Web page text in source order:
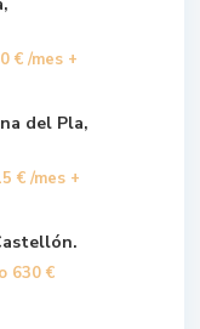
€ /mes +
del Pla,
€ /mes +
630 €